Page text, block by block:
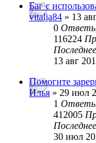
Баг с
vitalja84 » 13
0
116224
13 авг
Помогите
Илья » 29 июл
1
412005
30 июл